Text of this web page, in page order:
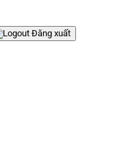
Đăng xuất